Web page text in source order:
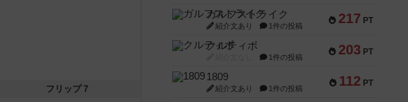
フリップ７
217 PT
ガルフストライク
紹介文あり 1件の投稿
203 PT
クルティボ
1件の投稿
112 PT
1809
紹介文あり 1件の投稿